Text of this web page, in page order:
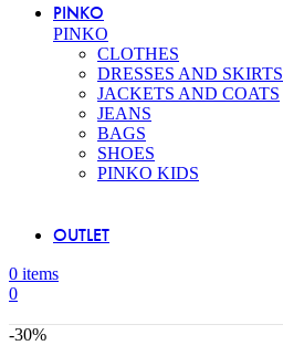
PINKO
PINKO
CLOTHES
DRESSES AND SKIRTS
JACKETS AND COATS
JEANS
BAGS
SHOES
PINKO KIDS
OUTLET
0 items
0
-30%